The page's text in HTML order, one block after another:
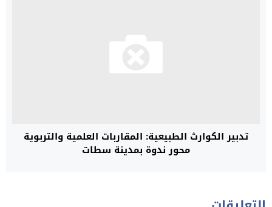
تدبير الكوارث الطبيعية: المقاربات العلمية والتربوية
محور ندوة بمدينة سطات